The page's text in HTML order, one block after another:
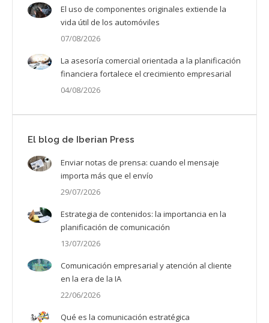
El uso de componentes originales extiende la
vida útil de los automóviles
07/08/2026
La asesoría comercial orientada a la planificación
financiera fortalece el crecimiento empresarial
04/08/2026
El blog de Iberian Press
Enviar notas de prensa: cuando el mensaje
importa más que el envío
29/07/2026
Estrategia de contenidos: la importancia en la
planificación de comunicación
13/07/2026
Comunicación empresarial y atención al cliente
en la era de la IA
22/06/2026
Qué es la comunicación estratégica